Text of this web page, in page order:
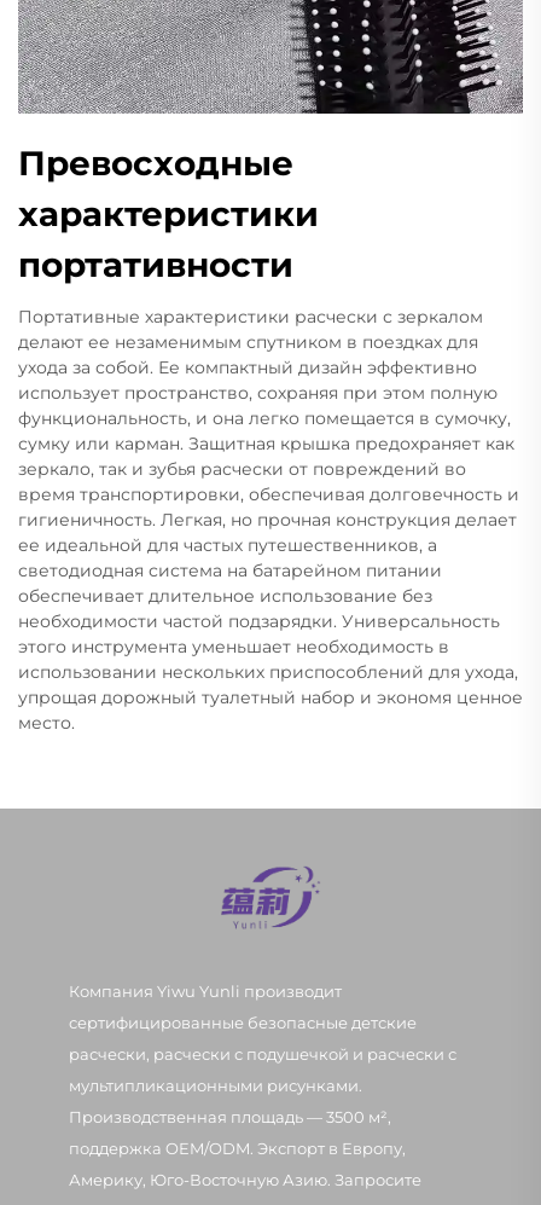
Превосходные
характеристики
портативности
Портативные характеристики расчески с зеркалом
делают ее незаменимым спутником в поездках для
ухода за собой. Ее компактный дизайн эффективно
использует пространство, сохраняя при этом полную
функциональность, и она легко помещается в сумочку,
сумку или карман. Защитная крышка предохраняет как
зеркало, так и зубья расчески от повреждений во
время транспортировки, обеспечивая долговечность и
гигиеничность. Легкая, но прочная конструкция делает
ее идеальной для частых путешественников, а
светодиодная система на батарейном питании
обеспечивает длительное использование без
необходимости частой подзарядки. Универсальность
этого инструмента уменьшает необходимость в
использовании нескольких приспособлений для ухода,
упрощая дорожный туалетный набор и экономя ценное
место.
Компания Yiwu Yunli производит
сертифицированные безопасные детские
расчески, расчески с подушечкой и расчески с
мультипликационными рисунками.
Производственная площадь — 3500 м²,
поддержка OEM/ODM. Экспорт в Европу,
Америку, Юго-Восточную Азию. Запросите